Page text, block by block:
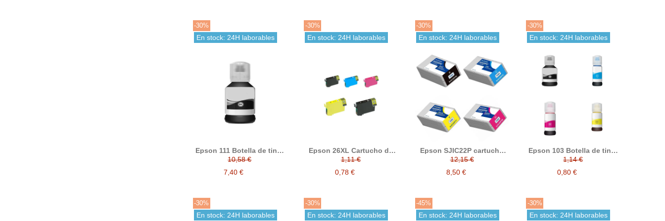
-30%
En stock: 24H laborables
Epson 111 Botella de tinta
compatible
10,58 €
7,40 €
-30%
En stock: 24H laborables
Epson 26XL Cartucho de
tinta compatible
1,11 €
0,78 €
-30%
En stock: 24H laborables
Epson SJIC22P cartucho
de tinta compatible
12,15 €
8,50 €
-30%
En stock: 24H laborables
Epson 103 Botella de tinta
compatible
1,14 €
0,80 €
-30%
En stock: 24H laborables
-30%
En stock: 24H laborables
-45%
En stock: 24H laborables
-30%
En stock: 24H laborables